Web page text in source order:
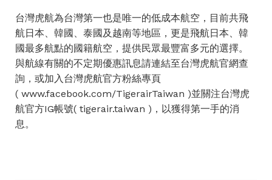
台灣虎航為台灣第一也是唯一的低成本航空，目前共飛
航日本、韓國、泰國及越南等地區，更是飛航日本、韓
國最多航點的國籍航空，提供民眾最豐富多元的選擇。
與航線有關的不定期優惠訊息請連結至台灣虎航官網查
詢，或加入台灣虎航官方粉絲專頁
( www.facebook.com/TigerairTaiwan )並關注台灣虎
航官方IG帳號( tigerair.taiwan )，以獲得第一手的消
息。